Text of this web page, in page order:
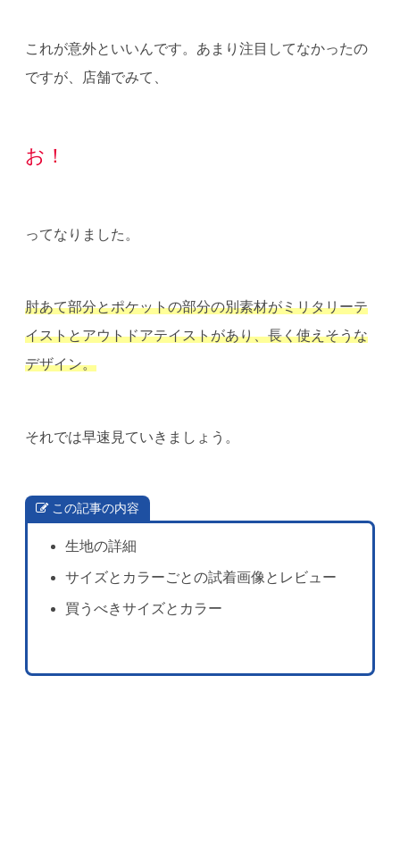
これが意外といいんです。あまり注目してなかったの
ですが、店舗でみて、
お！
ってなりました。
肘あて部分とポケットの部分の別素材がミリタリーテ
イストとアウトドアテイストがあり、長く使えそうな
デザイン。
それでは早速見ていきましょう。
この記事の内容
生地の詳細
サイズとカラーごとの試着画像とレビュー
買うべきサイズとカラー